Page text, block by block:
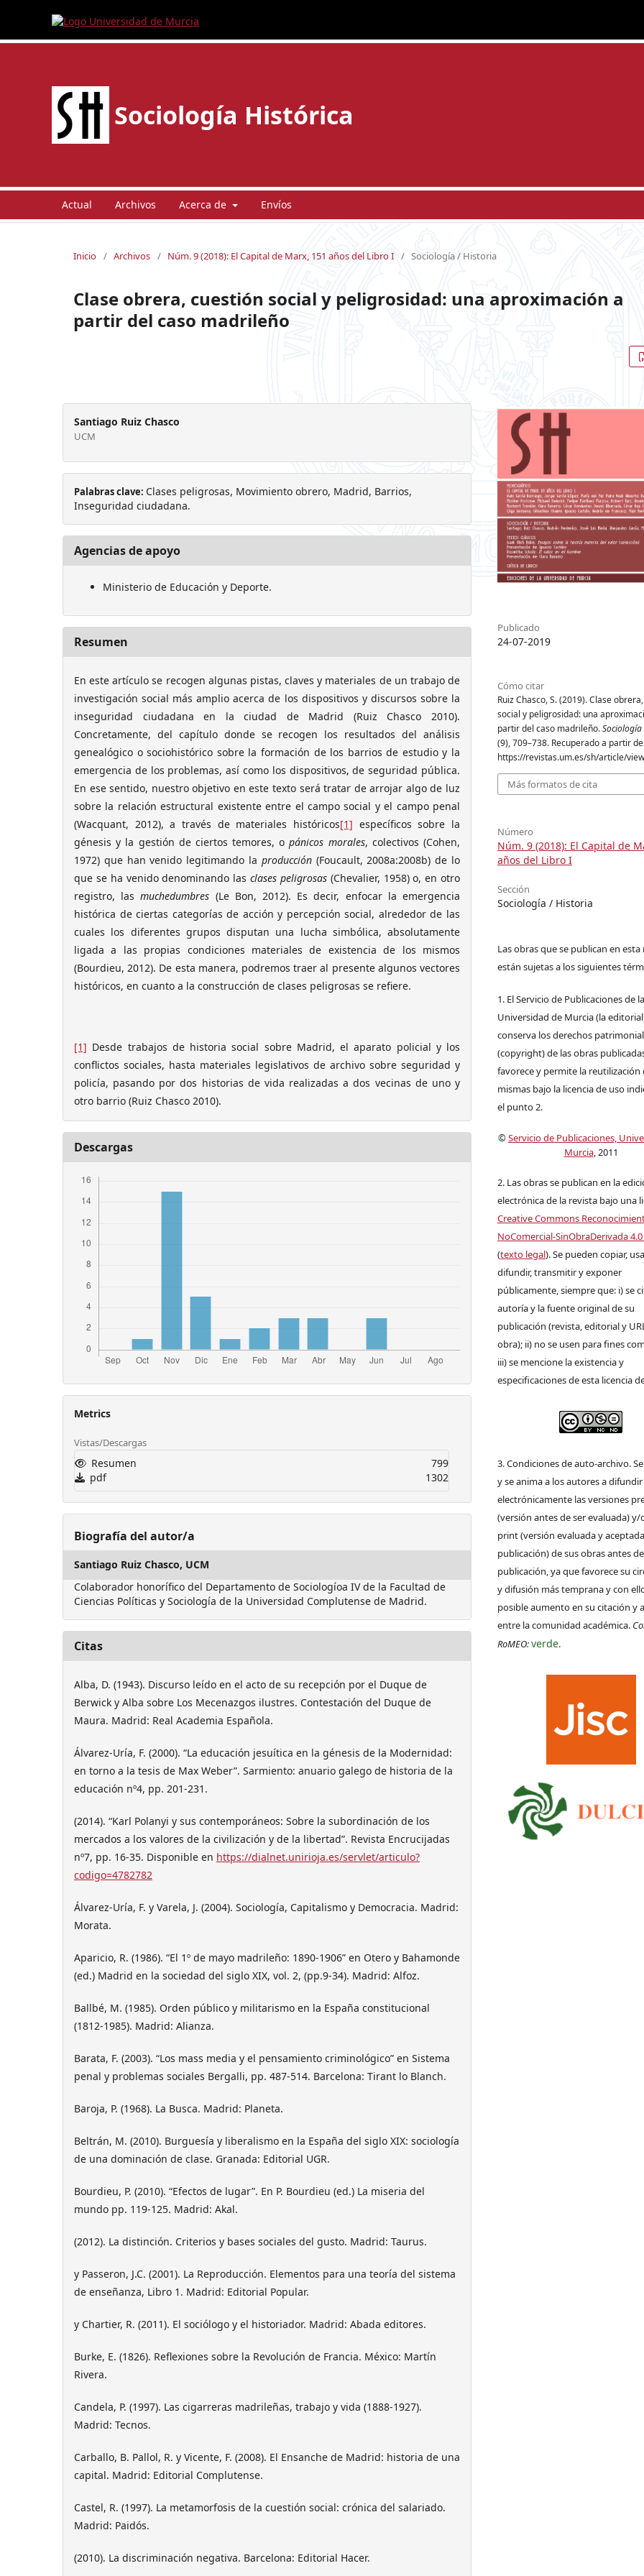
Sociología Histórica
Actual Archivos Acerca de Envíos
Inicio / Archivos / Núm. 9 (2018): El Capital de Marx, 151 años del Libro I / Sociología / Historia
Clase obrera, cuestión social y peligrosidad: una aproximación a
partir del caso madrileño
Santiago Ruiz Chasco
UCM
Palabras clave: Clases peligrosas, Movimiento obrero, Madrid, Barrios,
Inseguridad ciudadana.
Agencias de apoyo
Ministerio de Educación y Deporte.
Resumen
En este artículo se recogen algunas pistas, claves y materiales de un trabajo de
investigación social más amplio acerca de los dispositivos y discursos sobre la
inseguridad ciudadana en la ciudad de Madrid (Ruiz Chasco 2010).
Concretamente, del capítulo donde se recogen los resultados del análisis
genealógico o sociohistórico sobre la formación de los barrios de estudio y la
emergencia de los problemas, así como los dispositivos, de seguridad pública.
En ese sentido, nuestro objetivo en este texto será tratar de arrojar algo de luz
sobre la relación estructural existente entre el campo social y el campo penal
(Wacquant, 2012), a través de materiales históricos[1] específicos sobre la
génesis y la gestión de ciertos temores, opánicos morales, colectivos (Cohen,
1972) que han venido legitimando la producción(Foucault, 2008a:2008b) de lo
que se ha venido denominando las clases peligrosas(Chevalier, 1958) o, en otro
registro, lasmuchedumbres (Le Bon, 2012). Es decir, enfocar la emergencia
histórica de ciertas categorías de acción y percepción social, alrededor de las
cuales los diferentes grupos disputan una lucha simbólica, absolutamente
ligada a las propias condiciones materiales de existencia de los mismos
(Bourdieu, 2012). De esta manera, podremos traer al presente algunos vectores
históricos, en cuanto a la construcción de clases peligrosas se refiere.
[1] Desde trabajos de historia social sobre Madrid, el aparato policial y los
conflictos sociales, hasta materiales legislativos de archivo sobre seguridad y
policía, pasando por dos historias de vida realizadas a dos vecinas de uno y
otro barrio (Ruiz Chasco 2010).
Descargas
Metrics
Vistas/Descargas
Resumen
799
pdf
1302
Biografía del autor/a
Santiago Ruiz Chasco, UCM
Colaborador honorífico del Departamento de Sociologíoa IV de la Facultad de
Ciencias Políticas y Sociología de la Universidad Complutense de Madrid.
Citas
Alba, D. (1943). Discurso leído en el acto de su recepción por el Duque de
Berwick y Alba sobre Los Mecenazgos ilustres. Contestación del Duque de
Maura. Madrid: Real Academia Española.
Álvarez-Uría, F. (2000). “La educación jesuítica en la génesis de la Modernidad:
en torno a la tesis de Max Weber”. Sarmiento: anuario galego de historia de la
educación nº4, pp. 201-231.
(2014). “Karl Polanyi y sus contemporáneos: Sobre la subordinación de los
mercados a los valores de la civilización y de la libertad”. Revista Encrucijadas
nº7, pp. 16-35. Disponible en https://dialnet.unirioja.es/servlet/articulo?
codigo=4782782
Álvarez-Uría, F. y Varela, J. (2004). Sociología, Capitalismo y Democracia. Madrid:
Morata.
Aparicio, R. (1986). “El 1º de mayo madrileño: 1890-1906” en Otero y Bahamonde
(ed.) Madrid en la sociedad del siglo XIX, vol. 2, (pp.9-34). Madrid: Alfoz.
Ballbé, M. (1985). Orden público y militarismo en la España constitucional
(1812-1985). Madrid: Alianza.
Barata, F. (2003). “Los mass media y el pensamiento criminológico” en Sistema
penal y problemas sociales Bergalli, pp. 487-514. Barcelona: Tirant lo Blanch.
Baroja, P. (1968). La Busca. Madrid: Planeta.
Beltrán, M. (2010). Burguesía y liberalismo en la España del siglo XIX: sociología
de una dominación de clase. Granada: Editorial UGR.
Bourdieu, P. (2010). “Efectos de lugar”. En P. Bourdieu (ed.) La miseria del
mundo pp. 119-125. Madrid: Akal.
(2012). La distinción. Criterios y bases sociales del gusto. Madrid: Taurus.
y Passeron, J.C. (2001). La Reproducción. Elementos para una teoría del sistema
de enseñanza, Libro 1. Madrid: Editorial Popular.
y Chartier, R. (2011). El sociólogo y el historiador. Madrid: Abada editores.
Burke, E. (1826). Reflexiones sobre la Revolución de Francia. México: Martín
Rivera.
Candela, P. (1997). Las cigarreras madrileñas, trabajo y vida (1888-1927).
Madrid: Tecnos.
Carballo, B. Pallol, R. y Vicente, F. (2008). El Ensanche de Madrid: historia de una
capital. Madrid: Editorial Complutense.
Castel, R. (1997). La metamorfosis de la cuestión social: crónica del salariado.
Madrid: Paidós.
(2010). La discriminación negativa. Barcelona: Editorial Hacer.
Publicado
24-07-2019
Cómo citar
Ruiz Chasco, S. (2019). Clase
social y peligrosidad: una
partir del caso madrileño.
(9), 709–738. Recuperado a partir de
https://revistas.um.es/sh/article/
Más formatos de cita
Número
Núm. 9 (2018): El Capital de
años del Libro I
Sección
Sociología / Historia
Las obras que se publican en esta
están sujetas a los siguientes
1. El Servicio de Publicaciones de la
Universidad de Murcia (la
conserva los derechos
(copyright) de las obras
favorece y permite la reutilización
mismas bajo la licencia de uso
el punto 2.
©Servicio de Publicaciones,
Murcia, 2011
2. Las obras se publican en la
electrónica de la revista bajo una
Creative Commons
NoComercial-SinObraDerivada
(texto legal). Se pueden copiar,
difundir, transmitir y exponer
públicamente, siempre que: i) se
autoría y la fuente original de su
publicación (revista, editorial y
obra); ii) no se usen para fines
iii) se mencione la existencia y
especificaciones de esta licencia
3. Condiciones de auto-archivo.
y se anima a los autores a difundir
electrónicamente las versiones
(versión antes de ser evaluada) y/
print (versión evaluada y
publicación) de sus obras antes
publicación, ya que favorece su
y difusión más temprana y con
posible aumento en su citación y
entre la comunidad académica.
RoMEO:verde.